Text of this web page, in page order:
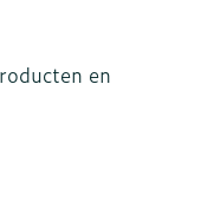
en